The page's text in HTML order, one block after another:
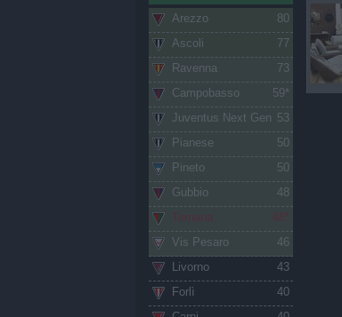
Arezzo
80
Ascoli
77
Ravenna
73
Campobasso
59*
Juventus Next Gen 53
Pianese
50
Pineto
50
Gubbio
48
Ternana
48*
Vis Pesaro
46
Livorno
43
Forlì
40